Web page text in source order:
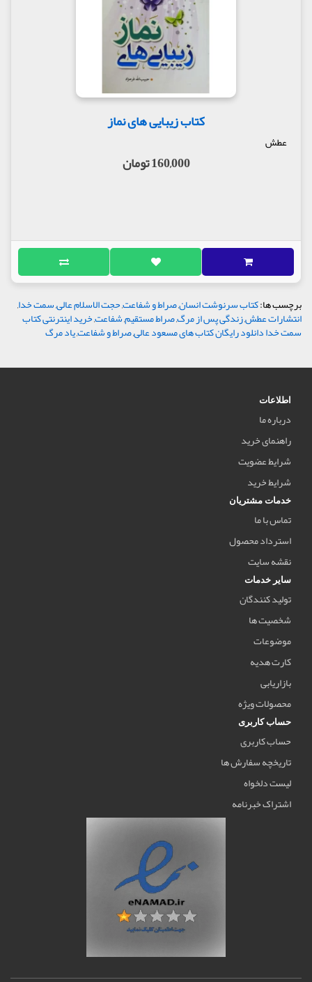
کتاب زیبایی های نماز
عطش
160,000 تومان
برچسب ها:کتاب سرنوشت انسان,صراط و شفاعت,حجت الاسلام عالی,سمت خدا,
انتشارات عطش,زندگی پس از مرگ,صراط مستقیم,شفاعت,خرید اینترنتی کتاب
سمت خدا دانلود رایگان کتاب های مسعود عالی,صراط و شفاعت,یاد مرگ
اطلاعات
درباره ما
راهنمای خرید
شرایط عضویت
شرایط خرید
خدمات مشتریان
تماس با ما
استرداد محصول
نقشه سایت
سایر خدمات
تولید کنندگان
شخصیت ها
موضوعات
کارت هدیه
بازاریابی
محصولات ویژه
حساب کاربری
حساب کاربری
تاریخچه سفارش ها
لیست دلخواه
اشتراک خبرنامه